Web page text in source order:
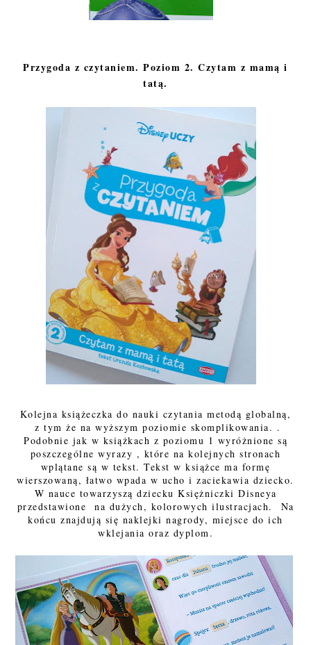
Przygoda z czytaniem. Poziom 2. Czytam z mamą i
tatą.
Kolejna książeczka do nauki czytania metodą globalną,
z tym że na wyższym poziomie skomplikowania. .
Podobnie jak w książkach z poziomu 1 wyróżnione są
poszczególne wyrazy , które na kolejnych stronach
wplątane są w tekst. Tekst w książce ma formę
wierszowaną, łatwo wpada w ucho i zaciekawia dziecko.
W nauce towarzyszą dziecku Księżniczki Disneya
przedstawione na dużych, kolorowych ilustracjach. Na
końcu znajdują się naklejki nagrody, miejsce do ich
wklejania oraz dyplom.